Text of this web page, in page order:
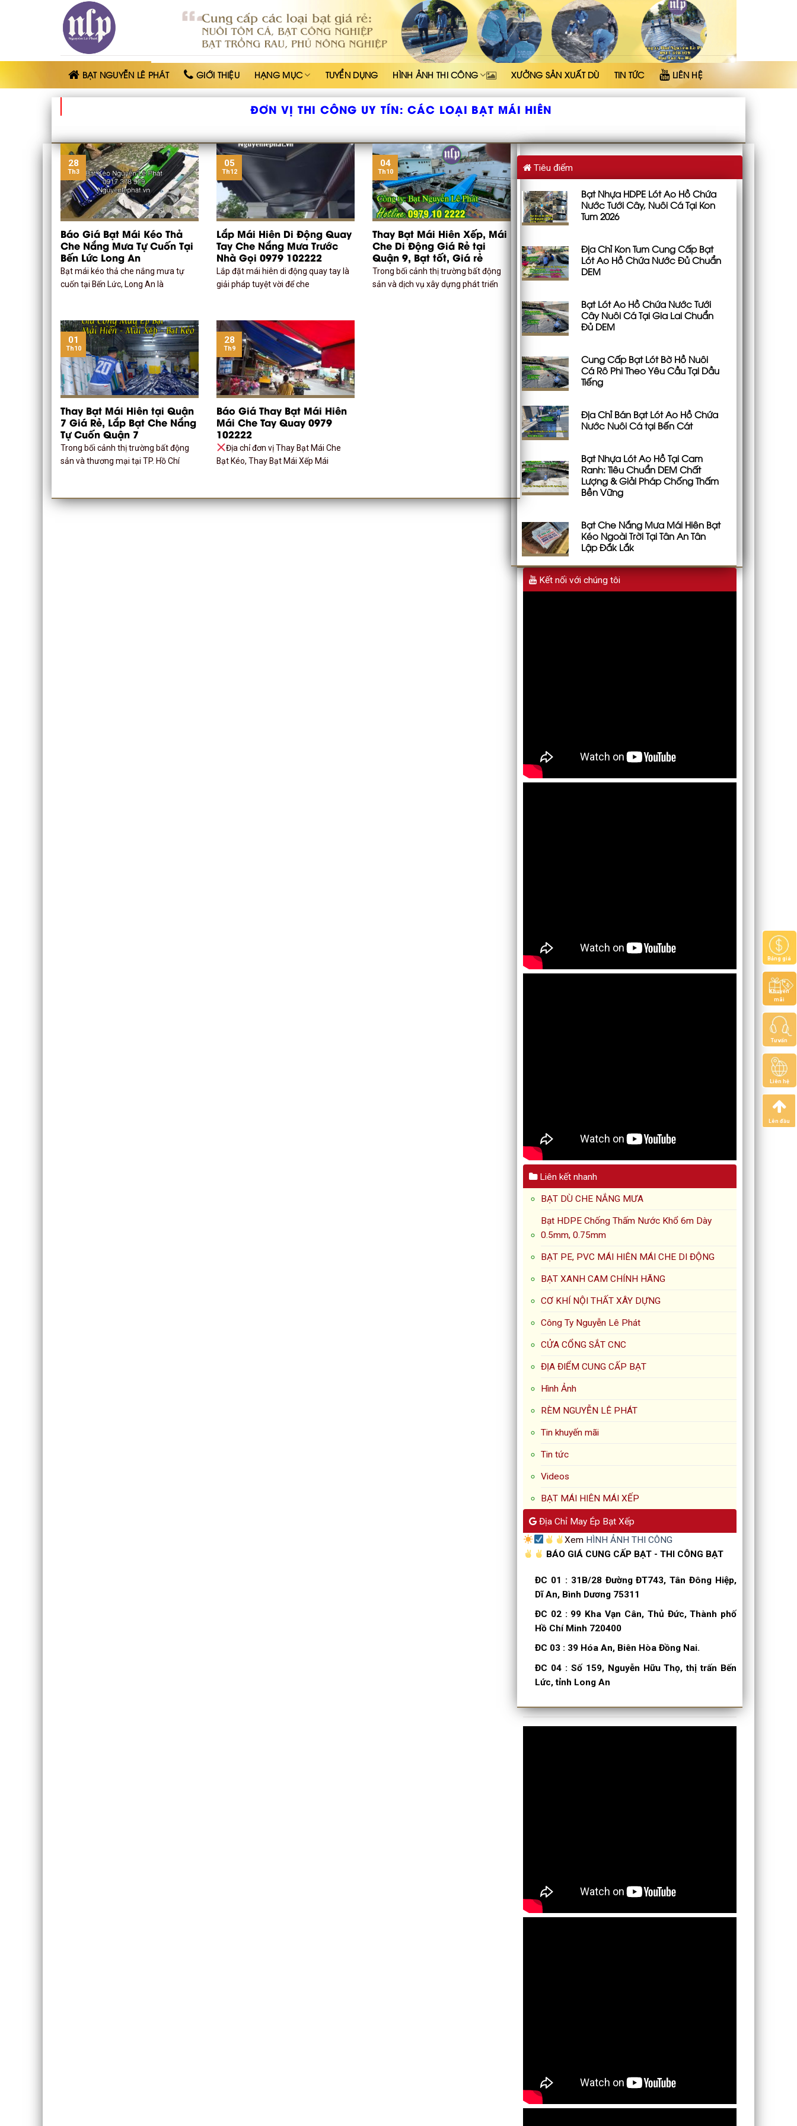
PHÁT
BẠT NGUYỄN LÊ PHÁT GIỚI THIỆU HẠNG MỤC TUYỂN DỤNG HÌNH ẢNH THI CÔNG XƯỞNG SẢN XUẤT DÙ TIN TỨC LIÊN HỆ
ĐƠN VỊ THI CÔNG UY TÍN:CÁC LOẠI BẠT MÁI HIÊN
Báo Giá Bạt Mái Kéo Thả
Che Nắng Mưa Tự Cuốn Tại
Bến Lức Long An
Bạt mái kéo thả che nắng mưa tự
cuốn tại Bến Lức, Long An là
28
Th3
Lắp Mái Hiên Di Động Quay
Tay Che Nắng Mưa Trước
Nhà Gọi 0979 102222
Lắp đặt mái hiên di động quay tay là
giải pháp tuyệt vời để che
05
Th12
Thay Bạt Mái Hiên Xếp, Mái
Che Di Động Giá Rẻ tại
Quận 9, Bạt tốt, Giá rẻ
Trong bối cảnh thị trường bất động
sản và dịch vụ xây dựng phát triển
04
Th10
Thay Bạt Mái Hiên tại Quận
7 Giá Rẻ, Lắp Bạt Che Nắng
Tự Cuốn Quận 7
Trong bối cảnh thị trường bất động
sản và thương mại tại TP. Hồ Chí
01
Th10
Báo Giá Thay Bạt Mái Hiên
Mái Che Tay Quay 0979
102222
Địa chỉ đơn vị Thay Bạt Mái Che
Bạt Kéo, Thay Bạt Mái Xếp Mái
28
Th9
Tiêu điểm
Bạt Nhựa HDPE Lót Ao Hồ Chứa
Nước Tưới Cây, Nuôi Cá Tại Kon
Tum 2026
Địa Chỉ Kon Tum Cung Cấp Bạt
Lót Ao Hồ Chứa Nước Đủ Chuẩn
DEM
Bạt Lót Ao Hồ Chứa Nước Tưới
Cây Nuôi Cá Tại Gia Lai Chuẩn
Đủ DEM
Cung Cấp Bạt Lót Bờ Hồ Nuôi
Cá Rô Phi Theo Yêu Cầu Tại Dầu
Tiếng
Địa Chỉ Bán Bạt Lót Ao Hồ Chứa
Nước Nuôi Cá tại Bến Cát
Bạt Nhựa Lót Ao Hồ Tại Cam
Ranh: Tiêu Chuẩn DEM Chất
Lượng & Giải Pháp Chống Thấm
Bền Vững
Bạt Che Nắng Mưa Mái Hiên Bạt
Kéo Ngoài Trời Tại Tân An Tân
Lập Đắk Lắk
Kết nối với chúng tôi
Liên kết nhanh
BẠT DÙ CHE NẮNG MƯA
Bạt HDPE Chống Thấm Nước Khổ 6m Dày
0.5mm, 0.75mm
BẠT PE, PVC MÁI HIÊN MÁI CHE DI ĐỘNG
BẠT XANH CAM CHÍNH HÃNG
CƠ KHÍ NỘI THẤT XÂY DỰNG
Công Ty Nguyễn Lê Phát
CỬA CỔNG SẮT CNC
ĐỊA ĐIỂM CUNG CẤP BẠT
Hình Ảnh
RÈM NGUYỄN LÊ PHÁT
Tin khuyến mãi
Tin tức
Videos
BẠT MÁI HIÊN MÁI XẾP
Địa Chỉ May Ép Bạt Xếp
Xem HÌNH ẢNH THI CÔNG
BÁO GIÁ CUNG CẤP BẠT - THI CÔNG BẠT
ĐC 01 : 31B/28 Đường ĐT743, Tân Đông Hiệp,
Dĩ An, Bình Dương 75311
ĐC 02: 99 Kha Vạn Cân, Thủ Đức, Thành phố
Hồ Chí Minh 720400
ĐC 03 : 39 Hóa An, Biên Hòa Đồng Nai.
ĐC 04 : Số 159, Nguyễn Hữu Thọ, thị trấn Bến
Lức, tỉnh Long An
Bảng giá
Khuyến
mãi
Tư vấn
Liên hệ
Lên đầu